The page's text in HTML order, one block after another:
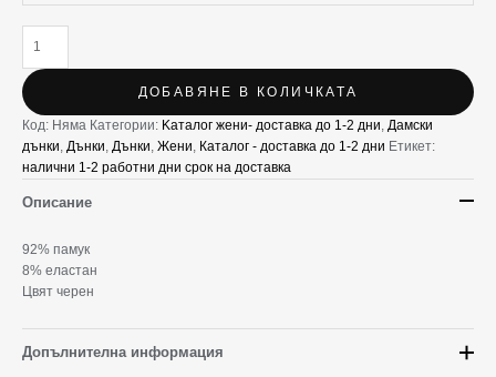
ДОБАВЯНЕ В КОЛИЧКАТА
Код: Няма Категории: Kаталог жени- доставка до 1-2 дни Дамски
дънки Дънки Дънки Жени Каталог - доставка до 1-2 дни Етикет:
налични 1-2 работни дни срок на доставка
Описание
92% памук
8% еластан
Цвят черен
Допълнителна информация